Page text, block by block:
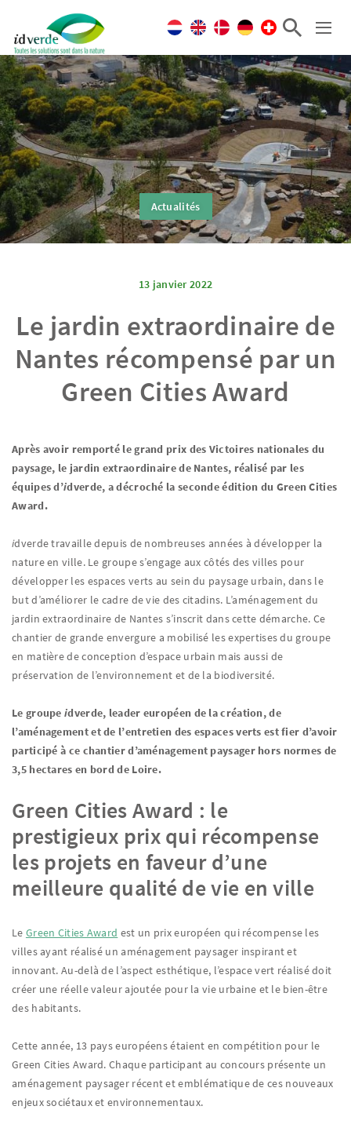
Actualités
13 janvier 2022
Le jardin extraordinaire de
Nantes récompensé par un
Green Cities Award
Après avoir remporté le grand prix des Victoires nationales du
paysage, le jardin extraordinaire de Nantes, réalisé par les
équipes d’idverde, a décroché la seconde édition du Green Cities
Award.
idverde travaille depuis de nombreuses années à développer la
nature en ville. Le groupe s’engage aux côtés des villes pour
développer les espaces verts au sein du paysage urbain, dans le
but d’améliorer le cadre de vie des citadins. L’aménagement du
jardin extraordinaire de Nantes s’inscrit dans cette démarche. Ce
chantier de grande envergure a mobilisé les expertises du groupe
en matière de conception d’espace urbain mais aussi de
préservation de l’environnement et de la biodiversité.
Le groupe idverde, leader européen de la création, de
l’aménagement et de l’entretien des espaces verts est fier d’avoir
participé à ce chantier d’aménagement paysager hors normes de
3,5 hectares en bord de Loire.
Green Cities Award : le
prestigieux prix qui récompense
les projets en faveur d’une
meilleure qualité de vie en ville
Le Green Cities Award est un prix européen qui récompense les
villes ayant réalisé un aménagement paysager inspirant et
innovant. Au-delà de l’aspect esthétique, l’espace vert réalisé doit
créer une réelle valeur ajoutée pour la vie urbaine et le bien-être
des habitants.
Cette année, 13 pays européens étaient en compétition pour le
Green Cities Award. Chaque participant au concours présente un
aménagement paysager récent et emblématique de ces nouveaux
enjeux sociétaux et environnementaux.